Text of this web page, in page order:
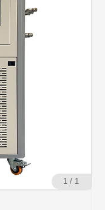
1 / 1